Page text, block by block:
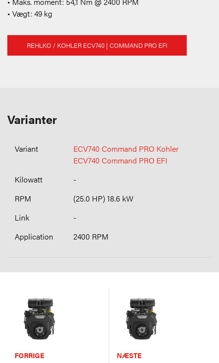
• Vægt: 49 kg
REHLKO / KOHLER ECV740 | COMMAND PRO EFI
Varianter
ECV740 Command PRO Kohler
ECV740 Command PRO EFI
-
(25.0 HP) 18.6 kW
-
2400 RPM
FORRIGE NÆSTE